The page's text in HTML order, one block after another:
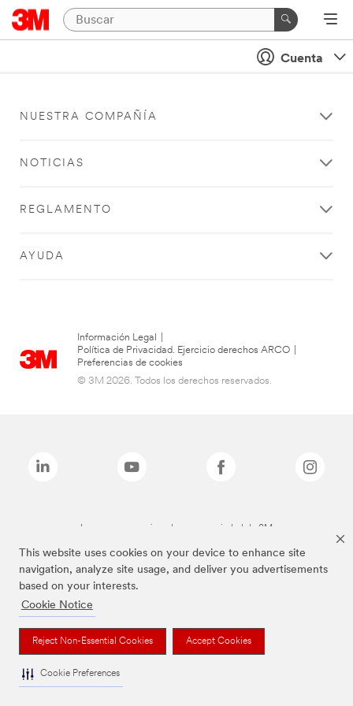
This website uses cookies on your device to enhance site
navigation, analyze site usage, and deliver you advertisements
based on your interests.
Cookie Notice
Reject Non-Essential Cookies Accept Cookies
Cookie Preferences
Cuenta
NUESTRA COMPAÑÍA
NOTICIAS
REGLAMENTO
AYUDA
Información Legal
Política de Privacidad. Ejercicio derechos ARCO
Preferencias de cookies
© 3M 2026. Todos los derechos reservados.
Las marcas mencionadas son propiedad de 3M